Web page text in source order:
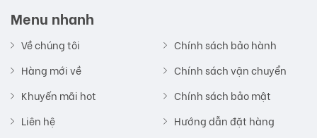
Menu nhanh
Về chúng tôi
Hàng mới về
Khuyến mãi hot
Liên hệ
Chính sách bảo hành
Chính sách vận chuyển
Chính sách bảo mật
Hướng dẫn đặt hàng